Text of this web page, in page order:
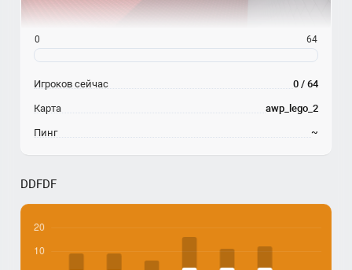
DDFDF
0 64
Игроков сейчас 0 / 64
Карта awp_lego_2
Пинг ~